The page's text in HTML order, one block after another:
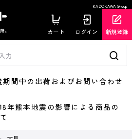
KADOKAWA Group
カート ログイン 新規登録
間中の出荷およびお問い合わせ
熊本地震の影響による商品の